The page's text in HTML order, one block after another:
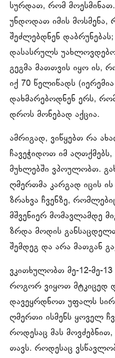
სურდათ, რომ
უნდოდათ იმის მოსმენა,
შეძლებდნენ
დასასრულს
გეგმა მათთვის იყო ის,
იქ 70 წელიწადს
დახმარებოდნენ ერს,
დროს მონებად აქცია.
ამრიგად, ვიწყებთ რა
ჩავეჭიდოთ იმ
მუხლებში ვპოულობთ.
ღმერთმა კარგად იცის
ზრახვა ჩვენზე,
მშვენიერ მომავლამდე
ზრდა მოდის
შემდეგ და არა მათგან
ვკითხულობთ მე-12-მე-
როგორ ვიყოთ მტკიცედ
დავეყრდნოთ უფალს
ღმერთი ისმენს ყოველ
როდესაც მას მოვძებნით,
თავს. როდესაც